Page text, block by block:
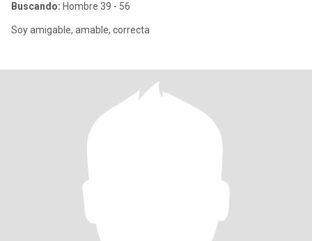
Buscando: Hombre 39 - 56
Soy amigable, amable, correcta